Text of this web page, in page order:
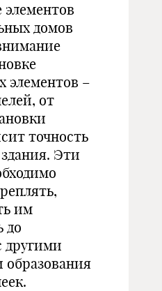
домов
элементов –
от
точность
Эти
им
до
другими
образования